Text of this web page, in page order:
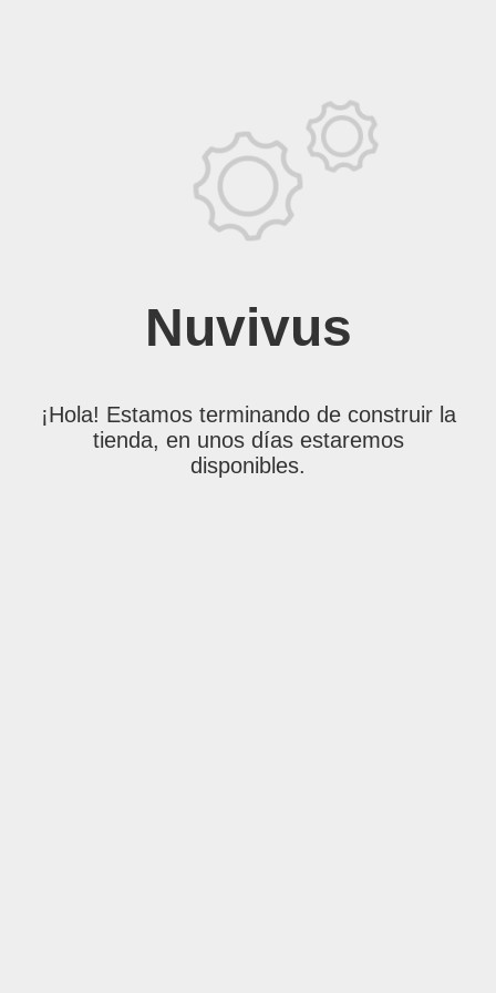
Nuvivus
¡Hola! Estamos terminando de construir la
tienda, en unos días estaremos
disponibles.